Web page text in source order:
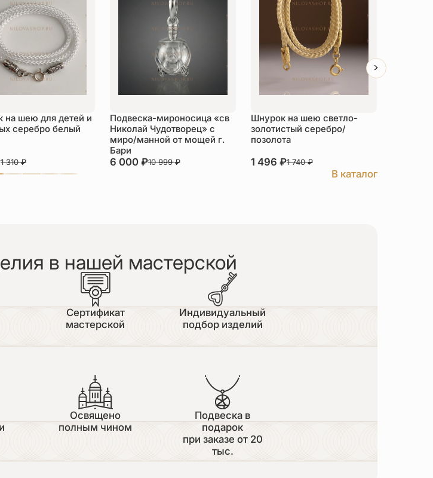
на шею для детей и
серебро белый
1 310₽
Подвеска-мироносица «св
Николай Чудотворец» с
миро/манной от мощей г.
Бари
6 000 ₽10 999₽
Шнурок на шею светло-
золотистый серебро/
позолота
1 496 ₽1 740₽
В каталог
в нашей мастерской
Сертификат
мастерской
Индивидуальный
подбор изделий
Освящено
полным чином
Подвеска в
подарок
при заказе от 20
тыс.